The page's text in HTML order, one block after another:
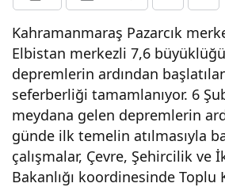
Kahramanmaraş Pazarcık
Elbistan merkezli 7,6
depremlerin ardından
seferberliği tamamlanıyor. 6
meydana gelen depremlerin
günde ilk temelin atılmasıyla
çalışmalar, Çevre, Şehircilik ve
Bakanlığı koordinesinde Toplu
son
a az
kala